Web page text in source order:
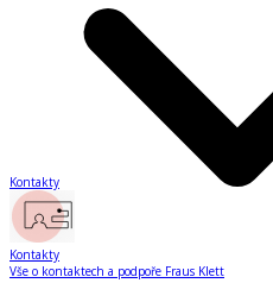
Kontakty
Kontakty
Vše o kontaktech a podpoře Fraus Klett